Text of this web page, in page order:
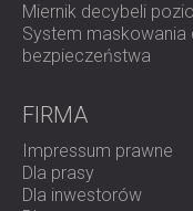
Miernik decybeli
System maskowania
bezpieczeństwa
FIRMA
Impressum prawne
Dla prasy
Dla inwestorów